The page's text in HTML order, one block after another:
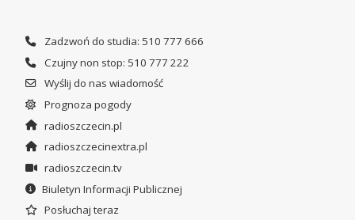
Zadzwoń do studia: 510 777 666
Czujny non stop: 510 777 222
Wyślij do nas wiadomość
Prognoza pogody
radioszczecin.pl
radioszczecinextra.pl
radioszczecin.tv
Biuletyn Informacji Publicznej
Posłuchaj teraz